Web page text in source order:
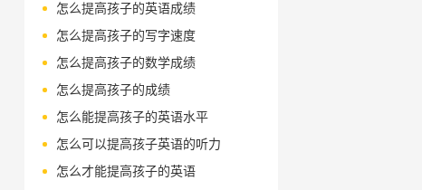
怎么提高孩子的英语成绩
怎么提高孩子的写字速度
怎么提高孩子的数学成绩
怎么提高孩子的成绩
怎么能提高孩子的英语水平
怎么可以提高孩子英语的听力
怎么才能提高孩子的英语